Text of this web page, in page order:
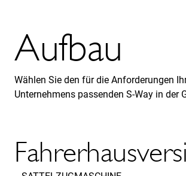
Aufbau
Wählen Sie den für die Anforderungen
Unternehmens passenden S-Way in der